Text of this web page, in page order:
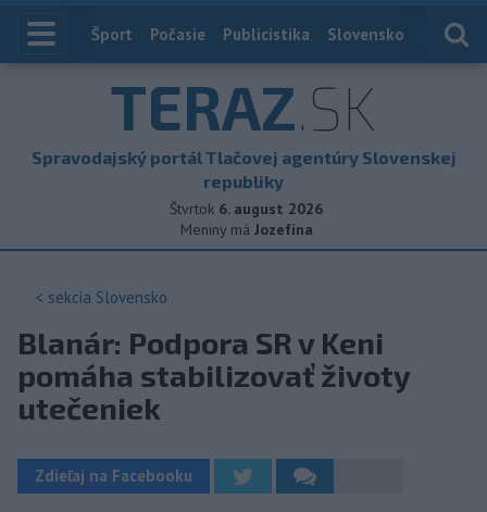
Index
Šport Počasie Publicistika Slovensko
TERAZ.SK
Spravodajský portál Tlačovej agentúry Slovenskej
republiky
Štvrtok 6. august 2026
Meniny má Jozefína
< sekcia Slovensko
Blanár: Podpora SR v Keni
pomáha stabilizovať životy
utečeniek
Zdieľaj na Facebooku